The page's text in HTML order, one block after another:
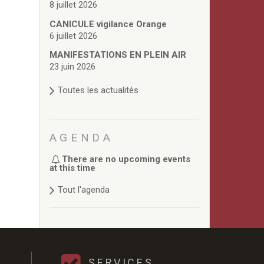
8 juillet 2026
CANICULE vigilance Orange
6 juillet 2026
MANIFESTATIONS EN PLEIN AIR
23 juin 2026
Toutes les actualités
AGENDA
There are no upcoming events
at this time
Tout l'agenda